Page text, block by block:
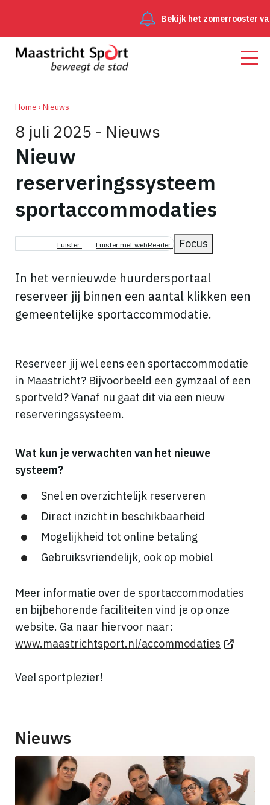
Bekijk het zomerrooster van
Kruimelpad
Home Nieuws
8 juli 2025 - Nieuws
Nieuw
reserveringssysteem
sportaccommodaties
Luister Luister met webReader Focus
In het vernieuwde huurdersportaal
reserveer jij binnen een aantal klikken een
gemeentelijke sportaccommodatie.
Reserveer jij wel eens een sportaccommodatie
in Maastricht? Bijvoorbeeld een gymzaal of een
sportveld? Vanaf nu gaat dit via een nieuw
reserveringssysteem.
Wat kun je verwachten van het nieuwe
systeem?
Snel en overzichtelijk reserveren
Direct inzicht in beschikbaarheid
Mogelijkheid tot online betaling
Gebruiksvriendelijk, ook op mobiel
Meer informatie over de sportaccommodaties
en bijbehorende faciliteiten vind je op onze
website. Ga naar hiervoor naar:
www.maastrichtsport.nl/accommodaties
Veel sportplezier!
Nieuws